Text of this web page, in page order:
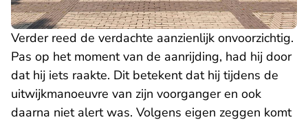
Verder reed de verdachte aanzienlijk onvoorzichtig.
Pas op het moment van de aanrijding, had hij door
dat hij iets raakte. Dit betekent dat hij tijdens de
uitwijkmanoeuvre van zijn voorganger en ook
daarna niet alert was. Volgens eigen zeggen komt